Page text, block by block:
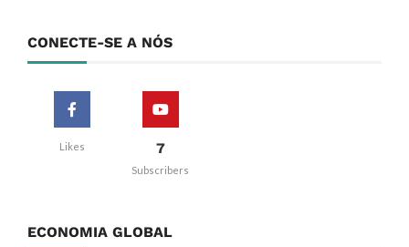
CONECTE-SE A NÓS
Likes 7
Subscribers
ECONOMIA GLOBAL